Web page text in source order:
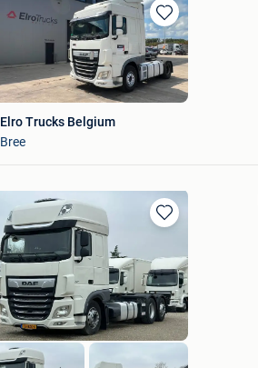
Bewaren
in
Mijn
Favorieten
Elro Trucks Belgium
Bree
Bewaren
Mijn
Favorieten